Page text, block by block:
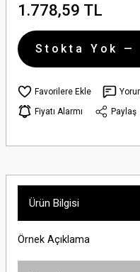
1.778,59 TL
Stokta Yok —
Fiyatı Alarmı
Paylaş
Ürün Bilgisi
Örnek Açıklama